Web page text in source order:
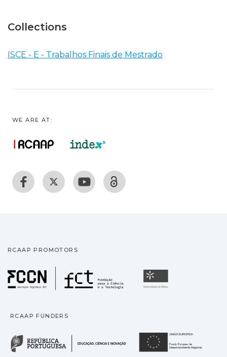
Collections
ISCE - E - Trabalhos Finais de Mestrado
WE ARE AT:
RCAAP PROMOTORS
Fundação para a
RCAAP FUNDERS
República Portuguesa